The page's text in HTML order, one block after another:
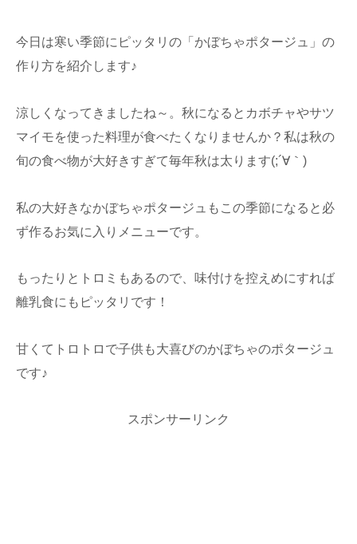
今日は寒い季節にピッタリの「かぼちゃポタージュ」の
作り方を紹介します♪
涼しくなってきましたね～。秋になるとカボチャやサツ
マイモを使った料理が食べたくなりませんか？私は秋の
旬の食べ物が大好きすぎて毎年秋は太ります(;´∀｀)
私の大好きなかぼちゃポタージュもこの季節になると必
ず作るお気に入りメニューです。
もったりとトロミもあるので、味付けを控えめにすれば
離乳食にもピッタリです！
甘くてトロトロで子供も大喜びのかぼちゃのポタージュ
です♪
スポンサーリンク